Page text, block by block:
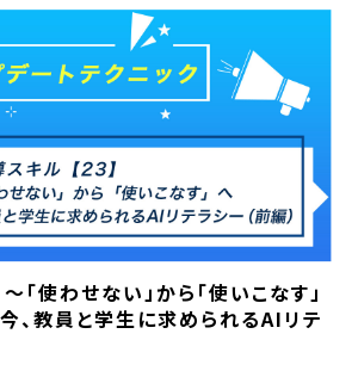
「使わせない」から「使いこなす」
、教員と学生に求められるAIリテ